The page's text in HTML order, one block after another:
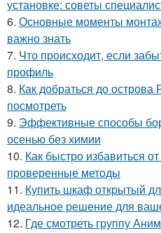
установке: советы
6. Основные моменты
важно знать
7. Что происходит, если
профиль
8. Как добраться до острова
посмотреть
9. Эффективные способы
осенью без химии
10. Как быстро избавиться
проверенные методы
11. Купить шкаф открытый
идеальное решение для
12. Где смотреть группу